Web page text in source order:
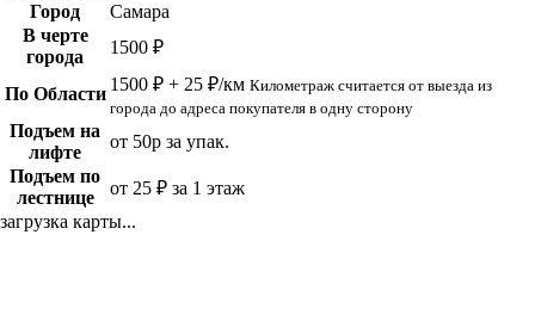
Город
Самара
В черте
города
1500 ₽
По Области 1500 ₽ + 25 ₽/км Километраж считается от выезда из
города до адреса покупателя в одну сторону
Подъем на
лифте
от 50р за упак.
Подъем по
лестнице
от 25 ₽ за 1 этаж
загрузка карты...